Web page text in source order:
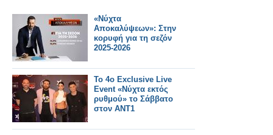
«Νύχτα
Αποκαλύψεων»: Στην
κορυφή για τη σεζόν
2025-2026
Το 4ο Exclusive Live
Event «Νύχτα εκτός
ρυθμού» το Σάββατο
στον ΑΝΤ1